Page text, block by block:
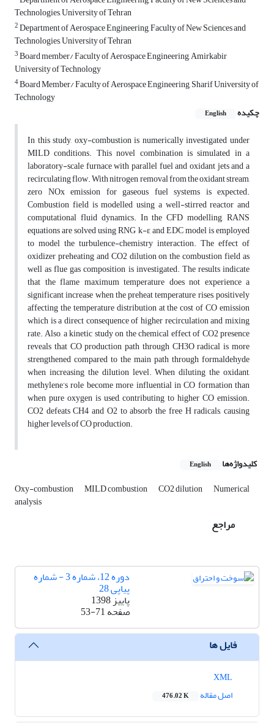
Technologies, University of Tehran
2Department of Aerospace Engineering, Faculty of New Sciences and
Technologies, University of Tehran
3Board member/ Faculty of Aerospace Engineering, Amirkabir
University of Technology
4Board Member/ Faculty of Aerospace Engineering, Sharif University of
Technology
چکیده
English
In this study, oxy-combustion is numerically investigated under
MILD conditions. This novel combination is ‎simulated in a
laboratory-scale furnace with parallel fuel and oxidant jets and a
recirculating flow. With nitrogen ‎removal from the oxidant stream,
zero NOx emission for gaseous fuel systems is expected.
Combustion field is ‎modelled using a well-stirred reactor and
computational fluid dynamics. In the CFD modelling, RANS
equations ‎are solved using RNG k-ε and EDC model is employed
to model the turbulence-chemistry interaction. The effect ‎of
oxidizer preheating and CO2 dilution on the combustion field as
well as flue gas composition is investigated. ‎The results indicate
that the flame maximum temperature does not experience a
significant increase when the ‎preheat temperature rises, positively
affecting the temperature distribution at the cost of CO emission
which is a ‎direct consequence of higher recirculation and mixing
rate. Also, a kinetic study on the chemical effect of CO2 ‎presence
reveals that CO production path through CH3O radical is more
strengthened compared to the main path ‎through formaldehyde
when increasing the dilution level. When diluting the oxidant,
methylene’s role become ‎more influential in CO formation than
when pure oxygen is used, contributing to higher CO emission.
CO2 defeats ‎CH4 and O2 to absorb the free H radicals, causing
higher levels of CO production.‎
کلیدواژه‌ها English
Oxy-combustion MILD combustion CO2 dilution Numerical
analysis
مراجع
دوره 12، شماره 3 - شماره
پیاپی 28
پاییز 1398
صفحه53-71
فایل ها
اصل مقاله
476.02 K